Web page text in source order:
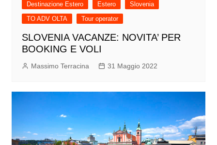
Destinazione Estero Estero
Slovenia
TO ADV OLTA
Tour operator
SLOVENIA VACANZE: NOVITA’ PER
BOOKING E VOLI
Massimo Terracina 31 Maggio 2022